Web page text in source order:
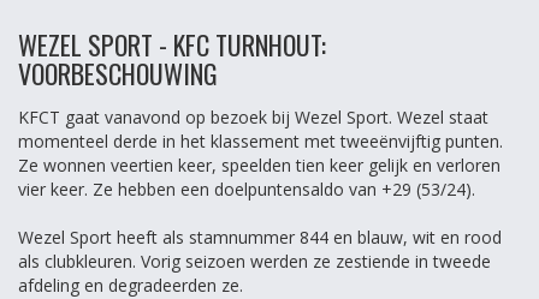
WEZEL SPORT - KFC TURNHOUT:
VOORBESCHOUWING
KFCT gaat vanavond op bezoek bij Wezel Sport. Wezel staat
momenteel derde in het klassement met tweeënvijftig punten.
Ze wonnen veertien keer, speelden tien keer gelijk en verloren
vier keer. Ze hebben een doelpuntensaldo van +29 (53/24).
Wezel Sport heeft als stamnummer 844 en blauw, wit en rood
als clubkleuren. Vorig seizoen werden ze zestiende in tweede
afdeling en degradeerden ze.